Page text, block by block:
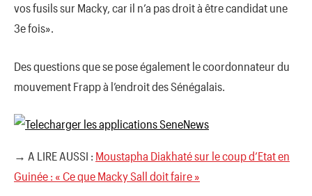
vos fusils sur Macky, car il n’a pas droit à être candidat une
3e fois».
Des questions que se pose également le coordonnateur du
mouvement Frapp à l’endroit des Sénégalais.
→ A LIRE AUSSI : Moustapha Diakhaté sur le coup d’Etat en
Guinée : « Ce que Macky Sall doit faire »